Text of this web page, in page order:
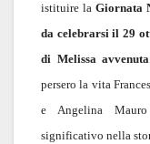
istituire la Giornata
da celebrarsi il 29
di Melissa
persero la vita
e Angelina
significativo nella